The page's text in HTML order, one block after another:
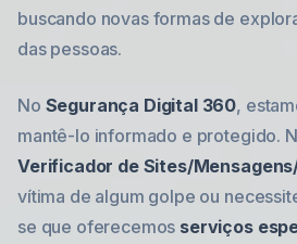
buscando novas formas de
das pessoas.
No Segurança Digital 360,
mantê-lo informado e protegido.
Verificador de Sites/
vítima de algum golpe ou
se que oferecemos serviços